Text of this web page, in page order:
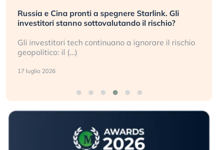
Russia e Cina pronti a spegnere Starlink. Gli
investitori stanno sottovalutando il rischio?
Gli investitori tech continuano a ignorare il rischio
geopolitico: il (…)
17 luglio 2026